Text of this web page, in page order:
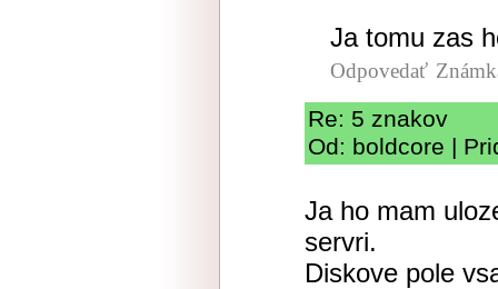
Ja tomu zas
Odpovedať
Re: 5 znakov
Od: boldcore |
Ja ho mam
servri.
Diskove pole